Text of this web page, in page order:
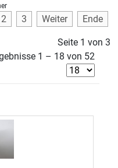
2 3 Weiter Ende
Seite 1 von 3
1 – 18 von 52